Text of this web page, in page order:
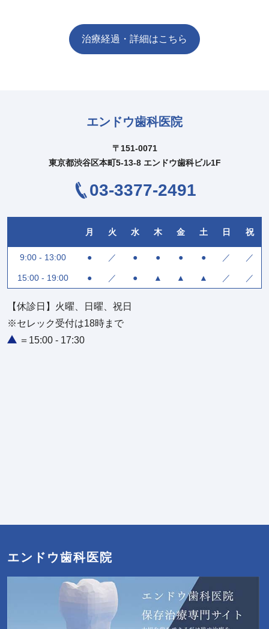
治療経過・詳細はこちら
エンドウ歯科医院
〒151-0071
東京都渋谷区本町5-13-8 エンドウ歯科ビル1F
03-3377-2491
月 火 水 木 金 土 日 祝
9:00 - 13:00 ● ／ ● ● ● ● ／ ／
15:00 - 19:00 ● ／ ● ▲ ▲ ▲ ／ ／
【休診日】火曜、日曜、祝日
※セレック受付は18時まで
＝15:00 - 17:30
エンドウ歯科医院